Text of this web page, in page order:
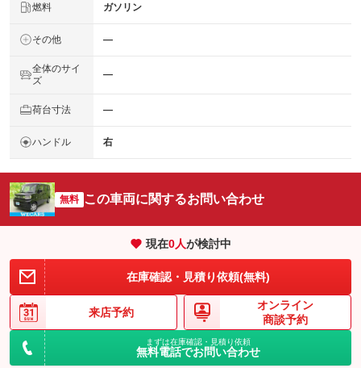
燃料 ガソリン
その他 ―
全体のサイ
ズ
―
荷台寸法 ―
ハンドル 右
無料 この車両に関するお問い合わせ
現在0人が検討中
在庫確認・見積り依頼(無料)
来店予約
オンライン
商談予約
まずは在庫確認・見積り依頼
無料電話でお問い合わせ